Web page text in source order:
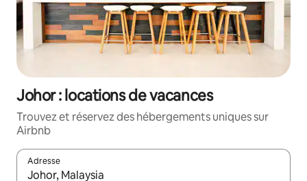
Johor : locations de vacances
Trouvez et réservez des hébergements uniques sur
Airbnb
Adresse
Lorsque les résultats s'affichent, utilisez les flèches vers le